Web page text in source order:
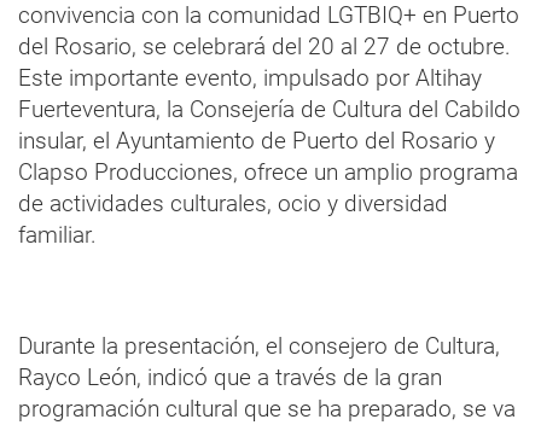
convivencia con la comunidad LGTBIQ+ en Puerto
del Rosario, se celebrará del 20 al 27 de octubre.
Este importante evento, impulsado por Altihay
Fuerteventura, la Consejería de Cultura del Cabildo
insular, el Ayuntamiento de Puerto del Rosario y
Clapso Producciones, ofrece un amplio programa
de actividades culturales, ocio y diversidad
familiar.
Durante la presentación, el consejero de Cultura,
Rayco León, indicó que a través de la gran
programación cultural que se ha preparado, se va